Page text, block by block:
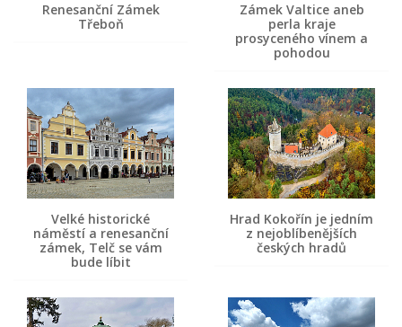
Renesanční Zámek
Třeboň
Zámek Valtice aneb
perla kraje
prosyceného vínem a
pohodou
Velké historické
náměstí a renesanční
zámek, Telč se vám
bude líbit
Hrad Kokořín je jedním
z nejoblíbenějších
českých hradů